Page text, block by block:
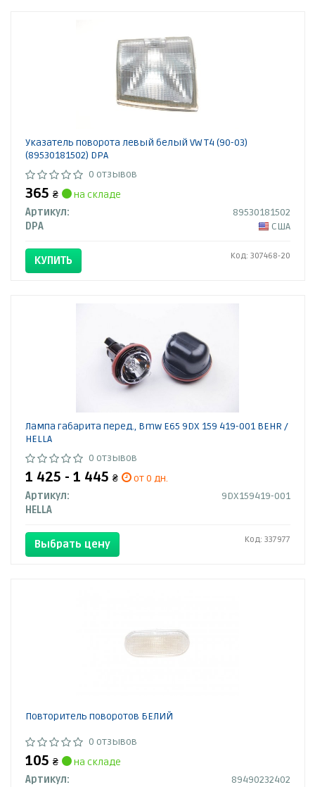
Указатель поворота левый белый VW T4 (90-03)
(89530181502) DPA
0 отзывов
365 ₴
на складе
Артикул:
89530181502
DPA
США
КУПИТЬ Код: 307468-20
Лампа габарита перед., Bmw E65 9DX 159 419-001 BEHR /
HELLA
0 отзывов
1 425 - 1 445 ₴
от 0 дн.
Артикул:
9DX159419-001
HELLA
Выбрать цену Код: 337977
Повторитель поворотов БЕЛИЙ
0 отзывов
105 ₴
на складе
Артикул:
89490232402